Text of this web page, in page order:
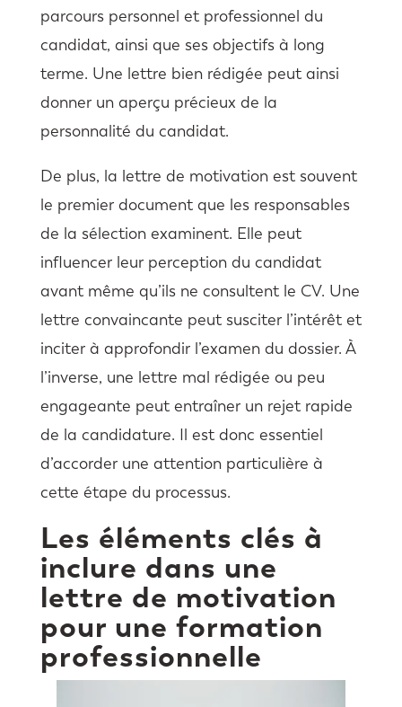
parcours personnel et professionnel du
candidat, ainsi que ses objectifs à long
terme. Une lettre bien rédigée peut ainsi
donner un aperçu précieux de la
personnalité du candidat.
De plus, la lettre de motivation est souvent
le premier document que les responsables
de la sélection examinent. Elle peut
influencer leur perception du candidat
avant même qu’ils ne consultent le CV. Une
lettre convaincante peut susciter l’intérêt et
inciter à approfondir l’examen du dossier. À
l’inverse, une lettre mal rédigée ou peu
engageante peut entraîner un rejet rapide
de la candidature. Il est donc essentiel
d’accorder une attention particulière à
cette étape du processus.
Les éléments clés à
inclure dans une
lettre de motivation
pour une formation
professionnelle